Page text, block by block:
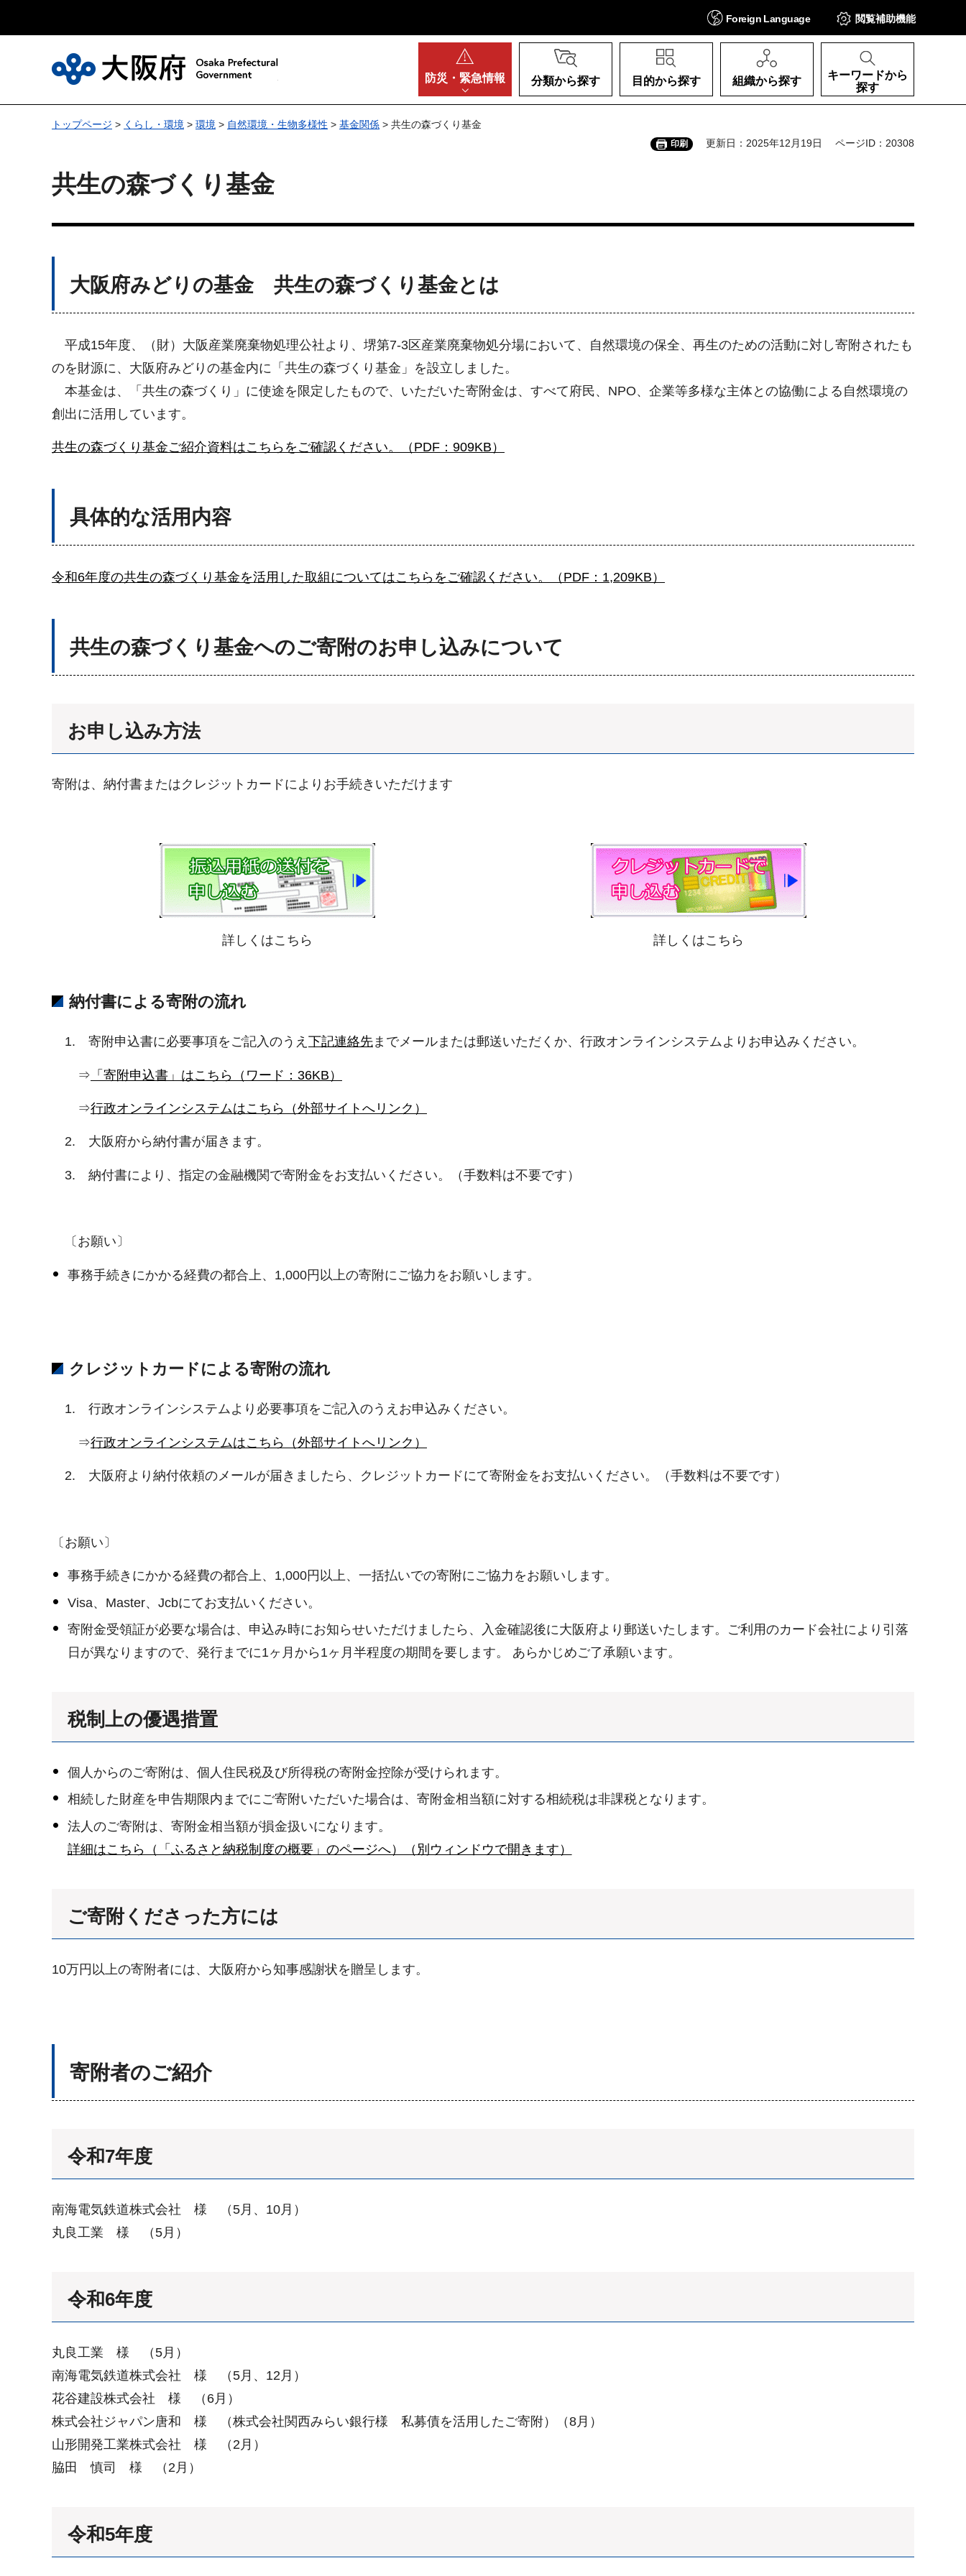
Foreign Language 閲覧補助機能
防災・ 緊急情報 分類から探す 目的から探す 組織から探す
キーワードから
探す
トップページ > くらし・環境 > 環境 > 自然環境・生物多様性 > 基金関係 > 共生の森づくり基金
印刷 更新日：2025年12月19日 ページID：20308
共生の森づくり基金
大阪府みどりの基金 共生の森づくり基金とは
平成15年度、（財）大阪産業廃棄物処理公社より、堺第7-3区産業廃棄物処分場において、自然環境の保全、再生のための活動に対し寄附されたも
のを財源に、大阪府みどりの基金内に「共生の森づくり基金」を設立しました。
本基金は、「共生の森づくり」に使途を限定したもので、いただいた寄附金は、すべて府民、NPO、企業等多様な主体との協働による自然環境の
創出に活用しています。
共生の森づくり基金ご紹介資料はこちらをご確認ください。（PDF：909KB）
具体的な活用内容
令和6年度の共生の森づくり基金を活用した取組についてはこちらをご確認ください。（PDF：1,209KB）
共生の森づくり基金へのご寄附のお申し込みについて
お申し込み方法
寄附は、納付書またはクレジットカードによりお手続きいただけます
詳しくはこちら 詳しくはこちら
納付書による寄附の流れ
1. 寄附申込書に必要事項をご記入のうえ 下記連絡先までメールまたは郵送いただくか、行政オンラインシステムよりお申込みください。
⇒ 「寄附申込書」はこちら（ワード：36KB）
⇒行政オンラインシステムはこちら（外部サイトへリンク）
2. 大阪府から納付書が届きます。
3. 納付書により、指定の金融機関で寄附金をお支払いください。（手数料は不要です）
〔お願い〕
事務手続きにかかる経費の都合上、1,000円以上の寄附にご協力をお願いします。
クレジットカードによる寄附の流れ
1. 行政オンラインシステムより必要事項をご記入のうえお申込みください。
⇒行政オンラインシステムはこちら（外部サイトへリンク）
2. 大阪府より納付依頼のメールが届きましたら、クレジットカードにて寄附金をお支払いください。（手数料は不要です）
〔お願い〕
事務手続きにかかる経費の都合上、1,000円以上、一括払いでの寄附にご協力をお願いします。
Visa、Master、Jcbにてお支払いください。
寄附金受領証が必要な場合は、申込み時にお知らせいただけましたら、入金確認後に大阪府より郵送いたします。ご利用のカード会社により引落
日が異なりますので、発行までに1ヶ月から1ヶ月半程度の期間を要します。 あらかじめご了承願います。
税制上の優遇措置
個人からのご寄附は、個人住民税及び所得税の寄附金控除が受けられます。
相続した財産を申告期限内までにご寄附いただいた場合は、寄附金相当額に対する相続税は非課税となります。
法人のご寄附は、寄附金相当額が損金扱いになります。
詳細はこちら（「ふるさと納税制度の概要」のページへ）（別ウィンドウで開きます）
ご寄附くださった方には
10万円以上の寄附者には、大阪府から知事感謝状を贈呈します。
寄附者のご紹介
令和7年度
南海電気鉄道株式会社 様 （5月、10月）
丸良工業 様 （5月）
令和6年度
丸良工業 様 （5月）​
南海電気鉄道株式会社 様 （5月、12月）
花谷建設株式会社 様 （6月）​
株式会社ジャパン唐和 様 （株式会社関西みらい銀行様 私募債を活用したご寄附）（8月）
山形開発工業株式会社 様 （2月）
脇田 慎司 様 （2月）
令和5年度